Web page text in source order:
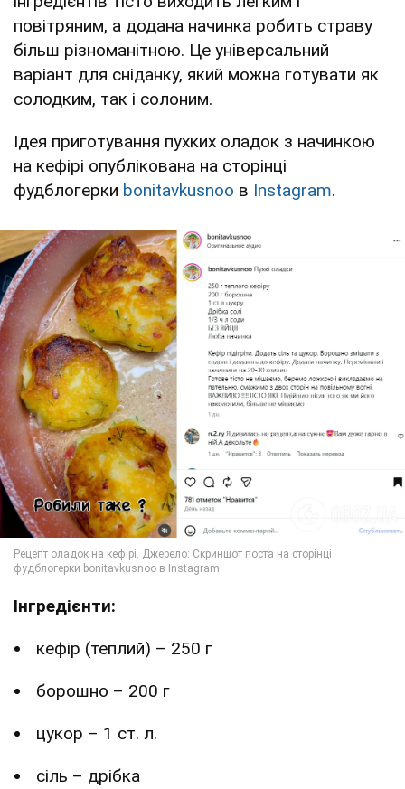
повітряним, а додана начинка робить страву
більш різноманітною. Це універсальний
варіант для сніданку, який можна готувати як
солодким, так і солоним.
Ідея приготування пухких оладок з начинкою
на кефірі опублікована на сторінці
фудблогерки bonitavkusnoo в Instagram.
Інгредієнти:
кефір (теплий) – 250 г
борошно – 200 г
цукор – 1 ст. л.
сіль – дрібка